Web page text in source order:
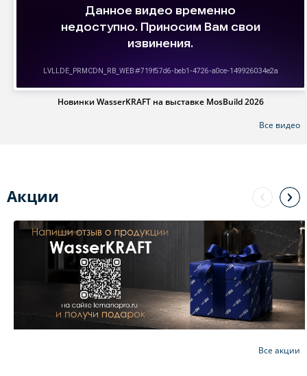
Новинки WasserKRAFT на выставке MosBuild 2026
Все видео
Акции
Все акции